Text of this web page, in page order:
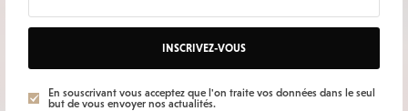
INSCRIVEZ-VOUS
En souscrivant vous acceptez que l'on traite vos données dans le seul
but de vous envoyer nos actualités.